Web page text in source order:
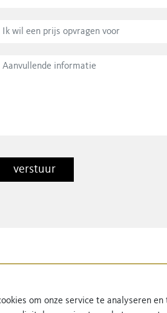
om onze service te analyseren